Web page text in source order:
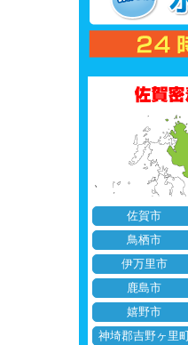
佐賀市
鳥栖市
伊万里市
鹿島市
嬉野市
神埼郡吉野ヶ里